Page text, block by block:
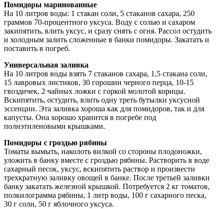
Помидоры маринованные
На 10 литров воды: 1 стакан соли, 5 стаканов сахара, 250
граммов 70-процентного уксуса. Воду с солью и сахаром
закипятить, влить уксус, и сразу снять с огня. Рассол остудить
и холодным залить сложенные в банки помидоры. Закатать и
поставить в погреб.
Универсальная заливка
На 10 литров воды взять 7 стаканов сахара, 1,5 стакана соли,
15 лавровых листиков, 30 горошин черного перца, 10-15
гвоздичек, 2 чайных ложки с горкой молотой корицы.
Вскипятить, остудить, влить одну треть бутылки уксусной
эссенции. Эта заливка хороша как для помидоров, так и для
капусты. Она хорошо хранится в погребе под
полиэтиленовыми крышками.
Помидоры с гроздью рябины
Томаты вымыть, наколоть вилкой со стороны плодоножки,
уложить в банку вместе с гроздью рябины. Растворить в воде
сахарный песок, уксус, вскипятить раствор и произвести
трехкратную заливку овощей в банке. После третьей заливки
банку закатать железной крышкой. Потребуется 2 кг томатов,
полкилограмма рябины, 1 литр воды, 100 г сахарного песка,
30 г соли, 50 г яблочного уксуса.